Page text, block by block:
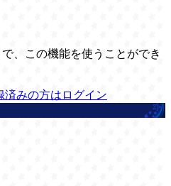
、この機能を使うことができ
済みの方はログイン